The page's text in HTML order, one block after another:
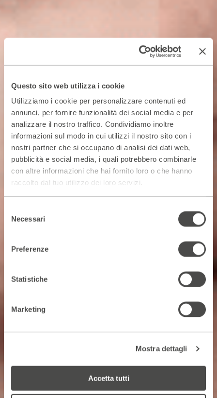
Questo sito web utilizza i cookie
Utilizziamo i cookie per personalizzare contenuti ed
annunci, per fornire funzionalità dei social media e per
analizzare il nostro traffico. Condividiamo inoltre
informazioni sul modo in cui utilizzi il nostro sito con i
nostri partner che si occupano di analisi dei dati web,
pubblicità e social media, i quali potrebbero combinarle
con altre informazioni che hai fornito loro o che hanno
raccolto dal tuo utilizzo dei loro servizi.
delNecessari
Preferenze
Statistiche
Marketing
Mostra dettagli
Accetta tutti